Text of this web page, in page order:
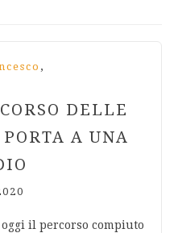
,
DELLE
A UNA
il percorso compiuto